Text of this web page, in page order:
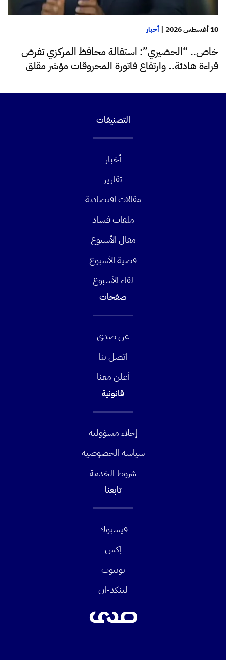
10 أغسطس 2026 | أخبار
خاص.. “الحضيري”: استقالة محافظ المركزي تفرض
قراءة هادئة.. وارتفاع فاتورة المحروقات مؤشر مقلق
التصنيفات
أخبار
تقارير
مقالات اقتصادية
ملفات فساد
مقال الأسبوع
قضية الأسبوع
لقاء الأسبوع
صفحات
عن صدى
اتصل بنا
أعلن معنا
قانونية
إخلاء مسؤولية
سياسة الخصوصية
شروط الخدمة
تابعنا
فيسبوك
إكس
يوتيوب
لينكد-ان